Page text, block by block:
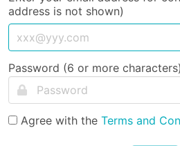
address is not shown)
Password (6 or more characters)
Agree with the Terms and